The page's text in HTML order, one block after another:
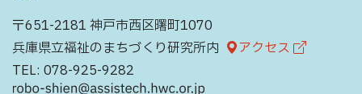
〒651-2181 神戸市西区曙町1070
兵庫県立福祉のまちづくり研究所内
アクセス
TEL: 078-925-9282